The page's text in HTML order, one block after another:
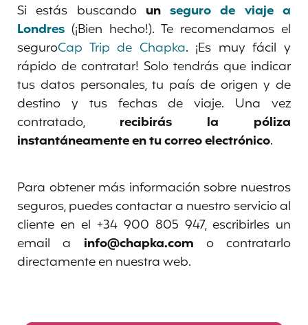
Si estás buscando unseguro de viaje a
Londres (¡Bien hecho!). Te recomendamos el
seguroCap Trip de Chapka. ¡Es muy fácil y
rápido de contratar! Solo tendrás que indicar
tus datos personales, tu país de origen y de
destino y tus fechas de viaje. Una vez
contratado, recibirás la póliza
instantáneamente en tu correo electrónico.
Para obtener más información sobre nuestros
seguros, puedes contactar a nuestro servicio al
cliente en el +34 900 805 947, escribirles un
email a info@chapka.com o contratarlo
directamente en nuestra web.